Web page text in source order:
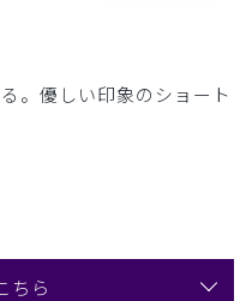
。優しい印象のショート
ちら